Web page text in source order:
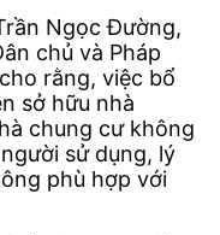
Ngọc Đường,
chủ và Pháp
rằng, việc bổ
sở hữu nhà
chung cư không
sử dụng, lý
phù hợp với